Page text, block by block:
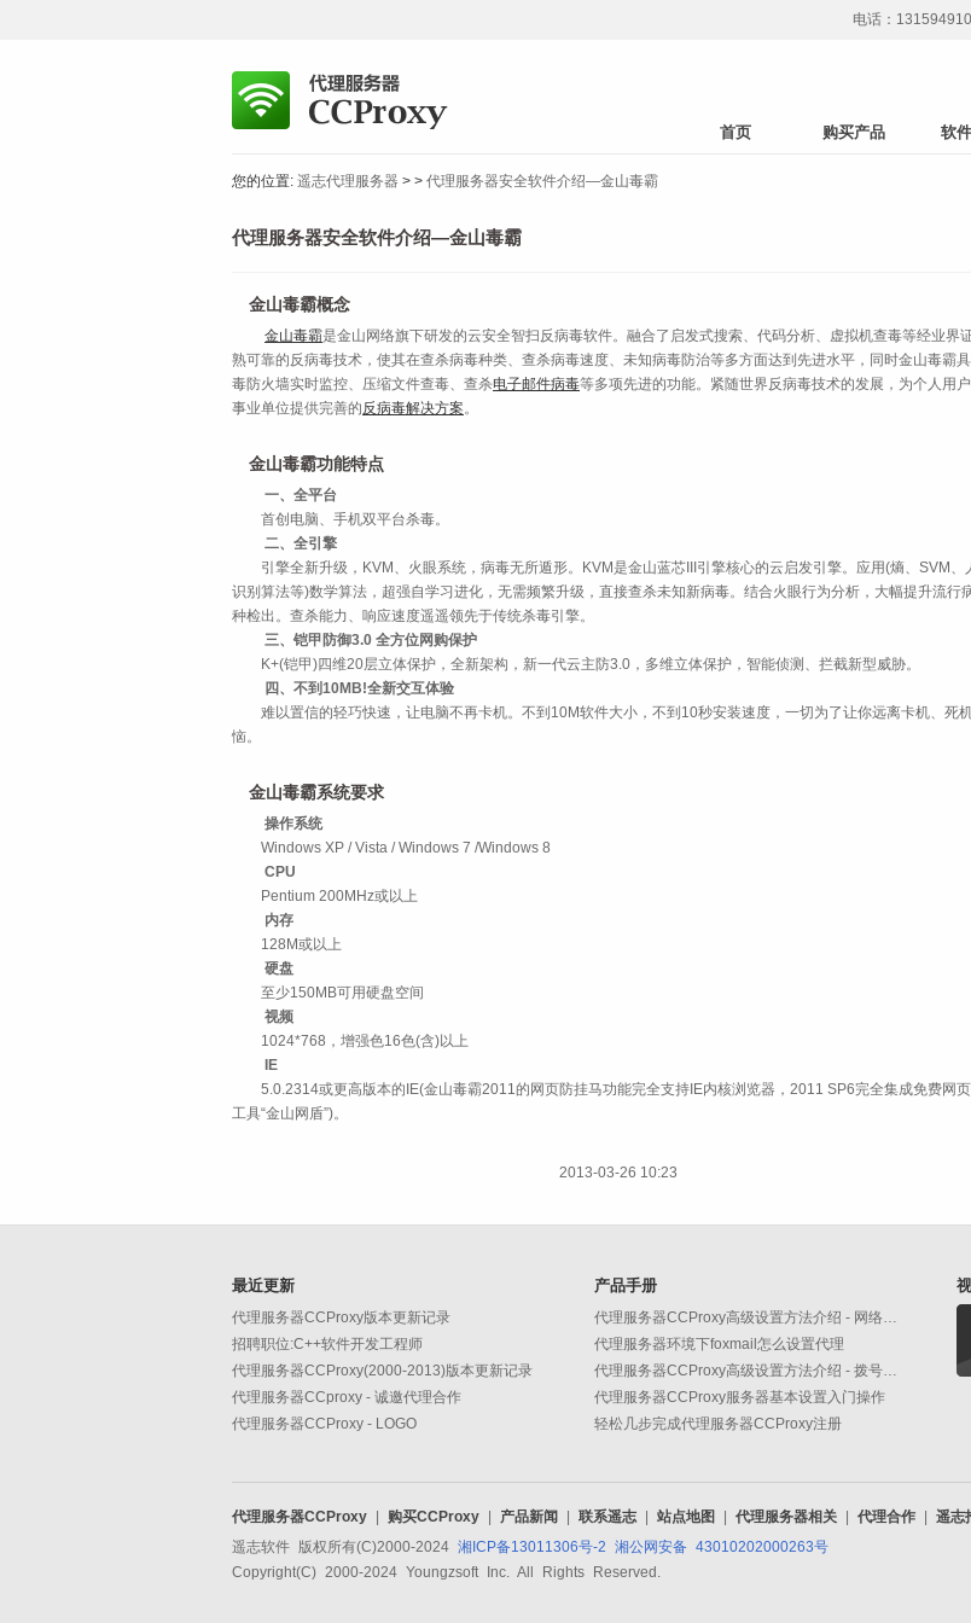
电话：
首页 购买产品 软
您的位置: 遥志代理服务器 > > 代理服务器安全软件介绍—金山毒霸
代理服务器安全软件介绍—金山毒霸
金山毒霸概念
金山毒霸是金山网络旗下研发的云安全智扫反病毒软件。融合了启发式搜索、代码分析、虚拟机查毒等经业界
熟可靠的反病毒技术，使其在查杀病毒种类、查杀病毒速度、未知病毒防治等多方面达到先进水平，同时金山毒霸
毒防火墙实时监控、压缩文件查毒、查杀电子邮件病毒等多项先进的功能。紧随世界反病毒技术的发展，为个人用
事业单位提供完善的反病毒解决方案。
金山毒霸功能特点
一、全平台
首创电脑、手机双平台杀毒。
二、全引擎
引擎全新升级，KVM、火眼系统，病毒无所遁形。KVM是金山蓝芯III引擎核心的云启发引擎。应用(熵、SVM、
识别算法等)数学算法，超强自学习进化，无需频繁升级，直接查杀未知新病毒。结合火眼行为分析，大幅提升流行
种检出。查杀能力、响应速度遥遥领先于传统杀毒引擎。
三、铠甲防御3.0 全方位网购保护
K+(铠甲)四维20层立体保护，全新架构，新一代云主防3.0，多维立体保护，智能侦测、拦截新型威胁。
四、不到10MB!全新交互体验
难以置信的轻巧快速，让电脑不再卡机。不到10M软件大小，不到10秒安装速度，一切为了让你远离卡机、死
恼。
金山毒霸系统要求
操作系统
Windows XP / Vista / Windows 7 /Windows 8
CPU
Pentium 200MHz或以上
内存
128M或以上
硬盘
至少150MB可用硬盘空间
视频
1024*768，增强色16色(含)以上
IE
5.0.2314或更高版本的IE(金山毒霸2011的网页防挂马功能完全支持IE内核浏览器，2011 SP6完全集成免费网
工具“金山网盾”)。
2013-03-26 10:23
最近更新
代理服务器CCProxy版本更新记录
招聘职位:C++软件开发工程师
代理服务器CCProxy(2000-2013)版本更新记录
代理服务器CCproxy - 诚邀代理合作
代理服务器CCProxy - LOGO
产品手册
代理服务器CCProxy高级设置方法介绍 - 网络功能
代理服务器环境下foxmail怎么设置代理
代理服务器CCProxy高级设置方法介绍 - 拨号功能
代理服务器CCProxy服务器基本设置入门操作
轻松几步完成代理服务器CCProxy注册
代理服务器CCProxy 购买CCProxy 产品新闻 联系遥志 站点地图 代理服务器相关 代理合作
遥志
遥志软件 版权所有(C)2000-2024 湘ICP备13011306号-2 湘公网安备 43010202000263号
Copyright(C) 2000-2024 Youngzsoft Inc. All Rights Reserved.